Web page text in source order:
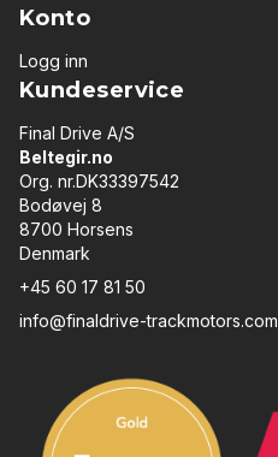
Konto
Logg inn
Kundeservice
Final Drive A/S
Beltegir.no
Org. nr.DK33397542
Bodøvej 8
8700 Horsens
Denmark
+45 60 17 81 50
info@finaldrive-trackmotors.com